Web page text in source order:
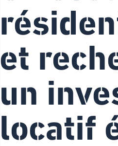
et
un
locatif